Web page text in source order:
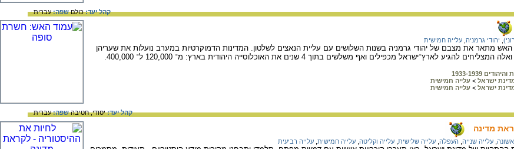
קהל יעד:כולםשפה:עברית
יהודי גרמניה עלייה חמישית
עמוד האש מתאר את מצבם של יהודי גרמניה בשנות השלושים עם עליית הנאצים לשלטון. המדינות הדמוקרטיות במערב נועלות את שעריהן
לארץ־ישראל מכפילים ואף משלשים בתוך 4 שנים את האוכלוסייה היהודית בארץ: מ־ 120,000 ל־ 400,000.
1933-1939
ישראל > עלייה חמישית
ישראל > עלייה חמישית
קהל יעד:יסודי,חטיבהשפה:עברית
מדינה
עלייה שנייה העפלה עלייה שלישית עלייה וקליטה עלייה חמישית עלייה רביעית